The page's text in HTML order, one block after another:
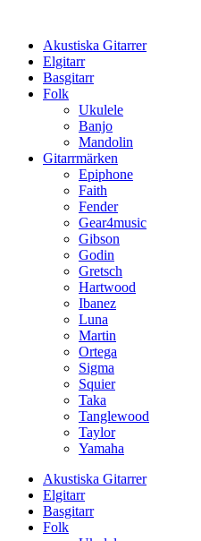
innehållAkustiska Gitarrer
Elgitarr
Basgitarr
Folk
Ukulele
Banjo
Mandolin
Gitarrmärken
Epiphone
Faith
Fender
Gear4music
Gibson
Godin
Gretsch
Hartwood
Ibanez
Luna
Martin
Ortega
Sigma
Squier
Taka
Tanglewood
Taylor
Yamaha
Akustiska Gitarrer
Elgitarr
Basgitarr
Folk